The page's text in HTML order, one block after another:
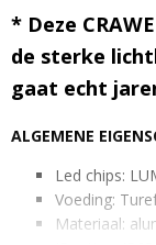
* Deze
de sterke
gaat echt
ALGEMENE
Led chips:
Voeding:
Materiaal: